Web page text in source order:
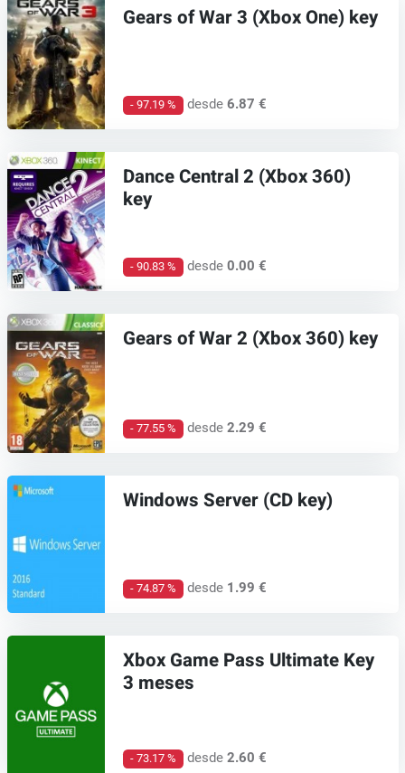
Gears of War 3 (Xbox One) key
- 97.19 % desde6.87 €
Dance Central 2 (Xbox 360)
key
- 90.83 % desde0.00 €
Gears of War 2 (Xbox 360) key
- 77.55 % desde2.29 €
Windows Server (CD key)
- 74.87 % desde 1.99 €
Xbox Game Pass Ultimate Key
3 meses
- 73.17 % desde2.60 €